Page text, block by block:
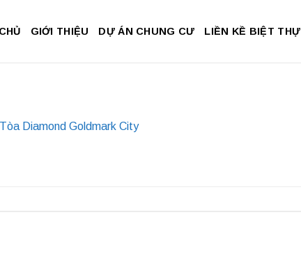
GIỚI THIỆU DỰ ÁN CHUNG CƯ LIỀN KỀ BIỆT THỰ
Tòa Diamond Goldmark City